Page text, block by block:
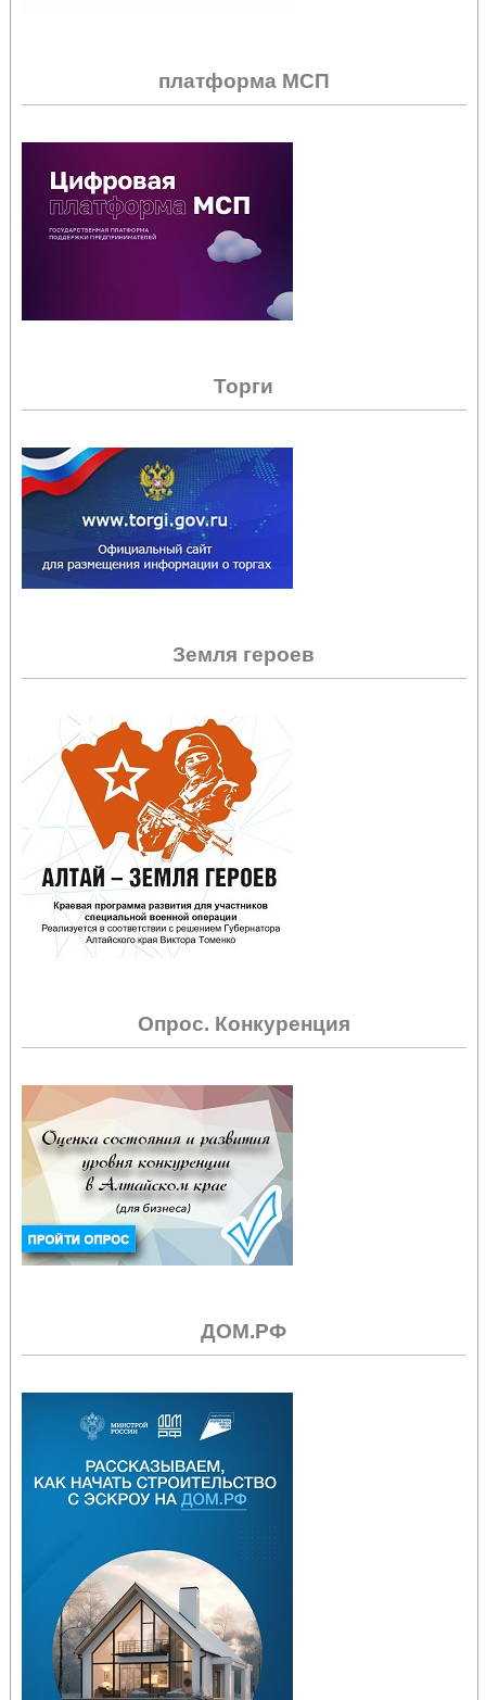
платформа МСП
Торги
Земля героев
Опрос. Конкуренция
ДОМ.РФ